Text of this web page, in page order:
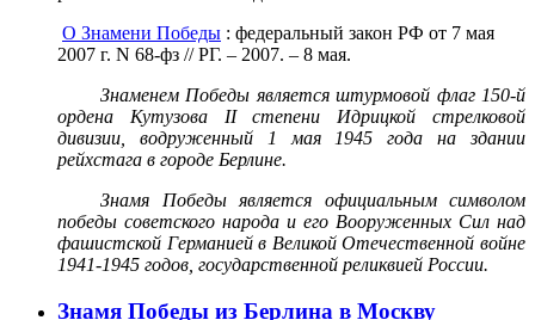
О Знамени Победы : федеральный закон РФ от 7 мая
2007 г. N 68-фз // РГ. – 2007. – 8 мая.
Знаменем Победы является штурмовой флаг 150-й
ордена Кутузова II степени Идрицкой стрелковой
дивизии, водруженный 1 мая 1945 года на здании
рейхстага в городе Берлине.
Знамя Победы является официальным символом
победы советского народа и его Вооруженных Сил над
фашистской Германией в Великой Отечественной войне
1941-1945 годов, государственной реликвией России.
Знамя Победы из Берлина в Москву